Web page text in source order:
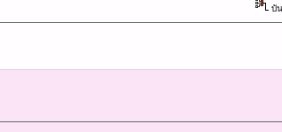
บัน